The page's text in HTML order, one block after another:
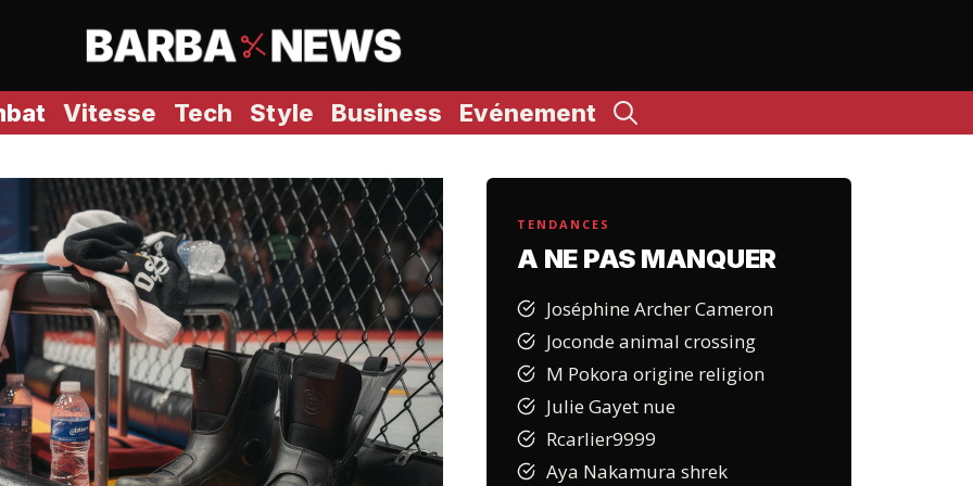
Vitesse Tech Style Business Evénement
TENDANCES
A NE PAS MANQUER
Joséphine Archer Cameron
Joconde animal crossing
M Pokora origine religion
Julie Gayet nue
Rcarlier9999
Aya Nakamura shrek